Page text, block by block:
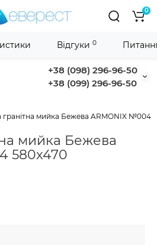
+38 (098) 296-96-50
+38 (099) 296-96-50
0
гранітна мийка Бежева ARMONIX №004
мийка Бежева
580x470
Відгуки 0